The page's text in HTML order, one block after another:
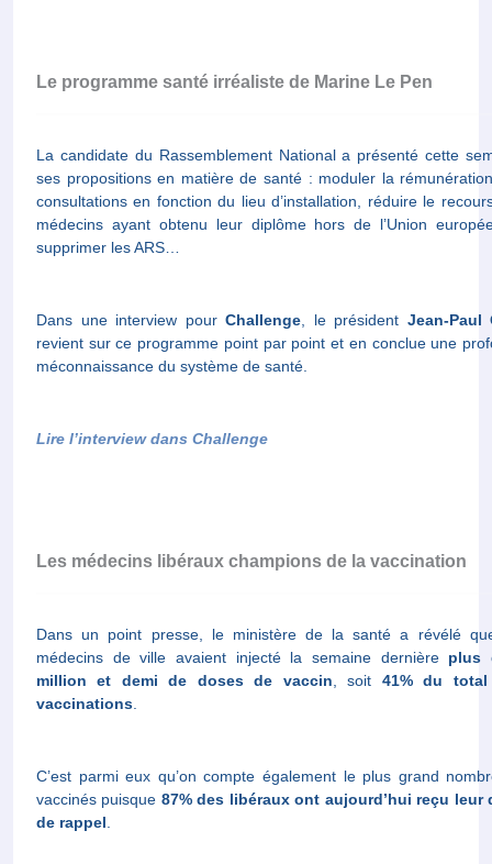
Le programme santé irréaliste de Marine Le Pen
La candidate du Rassemblement National a présenté cette
ses propositions en matière de santé : moduler la
consultations en fonction du lieu d’installation, réduire le
médecins ayant obtenu leur diplôme hors de l’Union
supprimer les ARS…
Dans une interview pour Challenge , le président Jean-Paul
revient sur ce programme point par point et en conclue une
méconnaissance du système de santé.
Lire l’interview dans Challenge
Les médecins libéraux champions de la vaccination
Dans un point presse, le ministère de la santé a révélé
médecins de ville avaient injecté la semaine dernière plus
million et demi de doses de vaccin , soit 41% du
vaccinations
C’est parmi eux qu’on compte également le plus grand
vaccinés puisque 87% des libéraux ont aujourd’hui reçu leur
de rappel